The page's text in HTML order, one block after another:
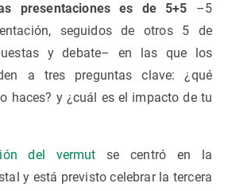
presentaciones es de 5+5 –5
seguidos de otros 5 de
y debate– en las que los
a tres preguntas clave: ¿qué
haces? y ¿cuál es el impacto de tu
del vermut se centró en la
y está previsto celebrar la tercera